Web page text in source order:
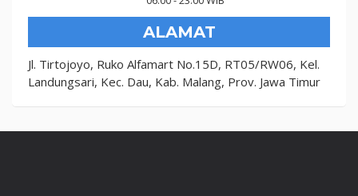
ALAMAT
Jl. Tirtojoyo, Ruko Alfamart No.15D, RT05/RW06, Kel.
Landungsari, Kec. Dau, Kab. Malang, Prov. Jawa Timur